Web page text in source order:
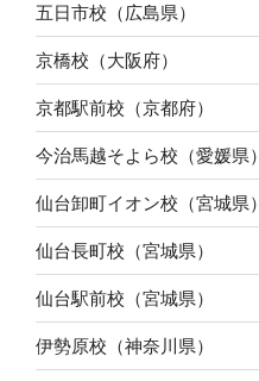
五日市校（広島県）
京橋校（大阪府）
京都駅前校（京都府）
今治馬越そよら校（愛媛県）
仙台卸町イオン校（宮城県）
仙台長町校（宮城県）
仙台駅前校（宮城県）
伊勢原校（神奈川県）